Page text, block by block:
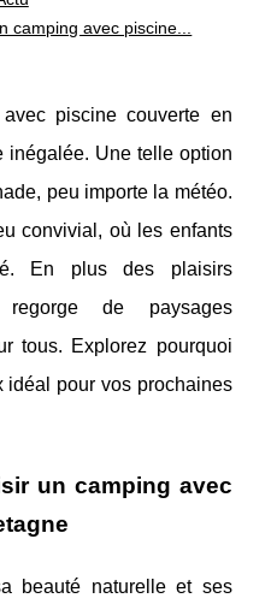
camping avec piscine...
piscine couverte en
inégalée. Une telle option
peu importe la météo.
convivial, où les enfants
En plus des plaisirs
de paysages
tous. Explorez pourquoi
idéal pour vos prochaines
un camping avec
beauté naturelle et ses